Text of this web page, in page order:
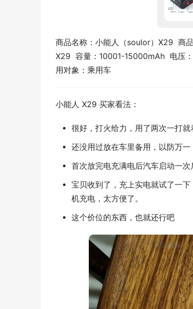
商品名称：小能人（soulor）X29  商
X29  容量：10001-15000mAh  电压
用对象：乘用车
小能人 X29 买家看法：
很好，打火给力，用了两次一打就
还没用过放在车里备用，以防万一
首次放完电充满电后汽车启动一次
宝贝收到了，充上实电就试了一
机充电，太方便了。
这个价位的东西，也就还行吧